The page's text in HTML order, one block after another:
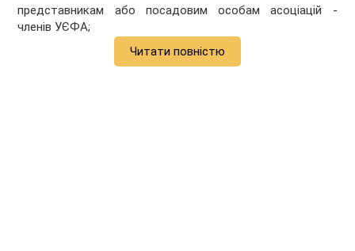
представникам або посадовим особам асоціацій -
членів УЄФА;
Читати повністю